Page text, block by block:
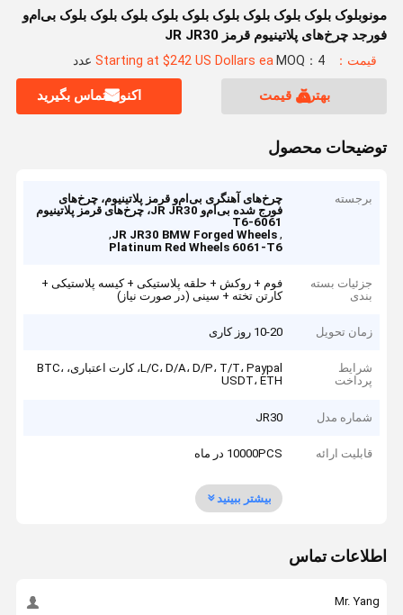
مونوبلوک بلوک بلوک بلوک بلوک بلوک بلوک بلوک بلوک بلوک بی‌ام‌و
فورجد چرخ‌های پلاتینیوم قرمز JR JR30
قیمت：Starting at $242 US Dollars ea MOQ：4 عدد
بهترین قیمت اکنون تماس بگیرید
توضیحات محصول
برجسته
چرخ‌های آهنگری بی‌ام‌و قرمز پلاتینیوم، چرخ‌های
فورج شده بی‌ام‌و JR JR30، چرخ‌های قرمز پلاتینیوم
6061-T6
,
JR JR30 BMW Forged Wheels
,
Platinum Red Wheels 6061-T6
جزئیات بسته
بندی
فوم + روکش + حلقه پلاستیکی + کیسه پلاستیکی +
کارتن تخته + سینی (در صورت نیاز)
زمان تحویل 10-20 روز کاری
شرایط
پرداخت
L/C، D/A، D/P، T/T، Paypal، کارت اعتباری، BTC،
USDT، ETH
شماره مدل JR30
قابلیت ارائه 10000PCS در ماه
بیشتر ببینید
اطلاعات تماس
Mr. Yang